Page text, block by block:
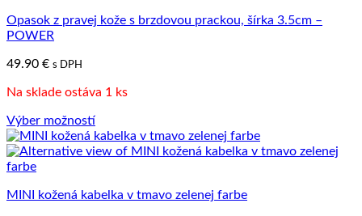
Opasok z pravej kože s brzdovou prackou, šírka 3.5cm –
POWER
49.90 € s DPH
Na sklade ostáva 1 ks
Výber možností
Tento
produkt
má
variantov.
MINI kožená kabelka v tmavo zelenej farbe